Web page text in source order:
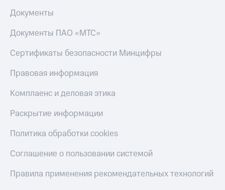
Документы
Документы ПАО «МТС»
Сертификаты безопасности Минцифры
Правовая информация
Комплаенс и деловая этика
Раскрытие информации
Политика обработки cookies
Соглашение о пользовании системой
Правила применения рекомендательных технологий